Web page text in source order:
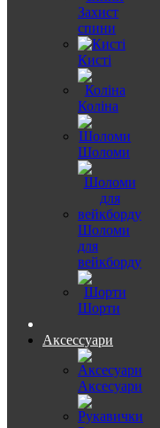
Захист
спини
Кисті
Коліна
Шоломи
Шоломи
для
вейкборду
Шорти
Аксессуари
Аксесуари